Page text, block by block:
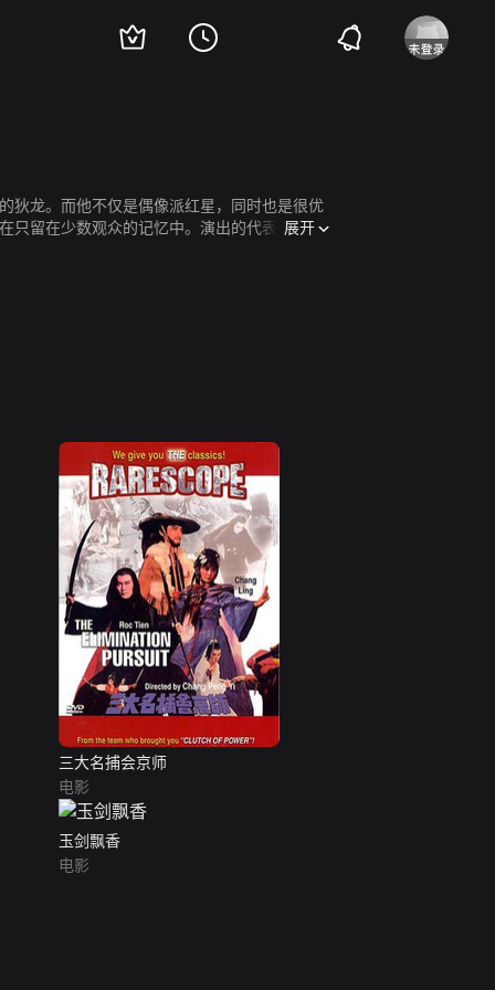
狄龙。而他不仅是偶像派红星，同时也是很优
只留在少数观众的记忆中。演出的代表作有
展开
三大名捕会京师
电影
玉剑飘香
电影